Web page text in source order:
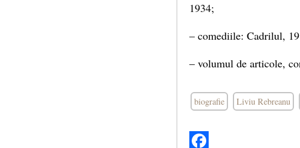
1934;
– comediile: Cadrilul,
– volumul de articole,
biografie Liviu Rebreanu